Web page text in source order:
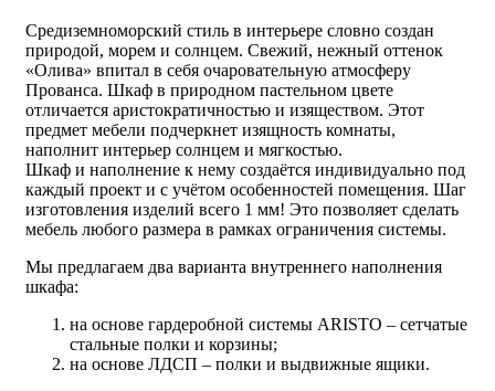
Средиземноморский стиль в интерьере словно создан
природой, морем и солнцем. Свежий, нежный оттенок
«Олива» впитал в себя очаровательную атмосферу
Прованса. Шкаф в природном пастельном цвете
отличается аристократичностью и изяществом. Этот
предмет мебели подчеркнет изящность комнаты,
наполнит интерьер солнцем и мягкостью.
Шкаф и наполнение к нему создаётся индивидуально под
каждый проект и с учётом особенностей помещения. Шаг
изготовления изделий всего 1 мм! Это позволяет сделать
мебель любого размера в рамках ограничения системы.
Мы предлагаем два варианта внутреннего наполнения
шкафа:
на основе гардеробной системы ARISTO – сетчатые
стальные полки и корзины;
на основе ЛДСП – полки и выдвижные ящики.